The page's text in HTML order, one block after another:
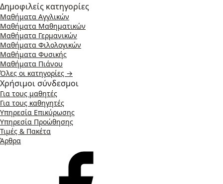
Δημοφιλείς κατηγορίες
Μαθήματα Αγγλικών
Μαθήματα Μαθηματικών
Μαθήματα Γερμανικών
Μαθήματα Φιλολογικών
Μαθήματα Φυσικής
Μαθήματα Πιάνου
Όλες οι κατηγορίες →
Χρήσιμοι σύνδεσμοι
Για τους μαθητές
Για τους καθηγητές
Υπηρεσία Επικύρωσης
Υπηρεσία Προώθησης
Τιμές & Πακέτα
Άρθρα